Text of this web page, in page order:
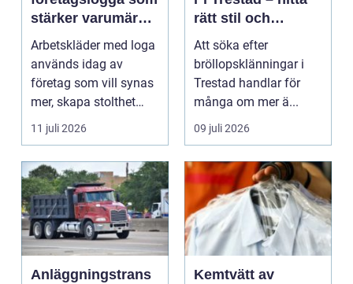
stärker varumärket
varje dag
Arbetskläder med loga
används idag av
företag som vill synas
mer, skapa stolthet
inte...
11 juli 2026
rätt stil och
passform inför den
stora dagen
Att söka efter
bröllopsklänningar i
Trestad handlar för
många om mer ä...
09 juli 2026
Anläggningstrans
Kemtvätt av